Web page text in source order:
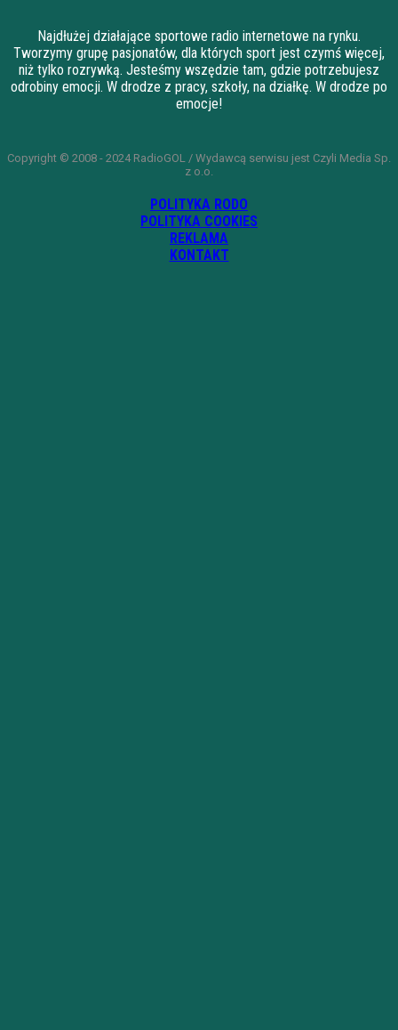
Najdłużej działające sportowe radio internetowe na rynku.
Tworzymy grupę pasjonatów, dla których sport jest czymś więcej,
niż tylko rozrywką. Jesteśmy wszędzie tam, gdzie potrzebujesz
odrobiny emocji. W drodze z pracy, szkoły, na działkę. W drodze po
emocje!
Copyright © 2008 - 2024 RadioGOL / Wydawcą serwisu jest Czyli Media Sp.
z o.o.
POLITYKA RODO
POLITYKA COOKIES
REKLAMA
KONTAKT